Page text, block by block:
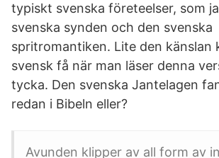
typiskt svenska företeelser, som
svenska synden och den svenska
spritromantiken. Lite den känslan
svensk få när man läser denna
tycka. Den svenska Jantelagen
redan i Bibeln eller?
Avunden klipper av all form av